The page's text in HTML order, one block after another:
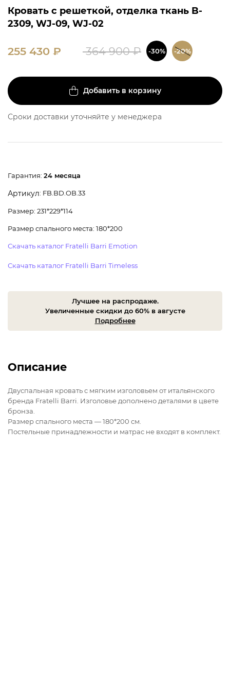
Кровать с решеткой, отделка ткань B-
2309, WJ-09, WJ-02
255 430 ₽ 364 900₽ -30% -20%
Добавить в корзину
Сроки доставки уточняйте у менеджера
Гарантия: 24 месяца
Артикул: FB.BD.OB.33
Размер: 231*229*114
Размер спального места: 180*200
Скачать каталог Fratelli Barri Emotion
Скачать каталог Fratelli Barri Timeless
Лучшее на распродаже.
Увеличенные скидки до 60% в августе
Подробнее
Описание
Двуспальная кровать с мягким изголовьем от итальянского
бренда Fratelli Barri. Изголовье дополнено деталями в цвете
бронза.
Размер спального места — 180*200 см.
Постельные принадлежности и матрас не входят в комплект.